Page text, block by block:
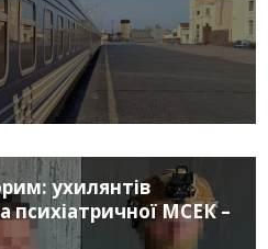
ухилянтів
психіатричної МСЕК –